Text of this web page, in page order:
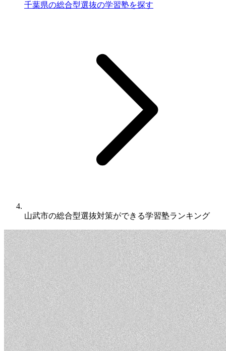
千葉県の総合型選抜の学習塾を探す
山武市の総合型選抜対策ができる学習塾ランキング